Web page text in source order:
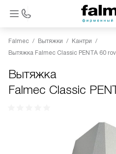
Falmec Вытяжки
Кантри
Вытяжка Falmec Classic PENTA 60
Вытяжка
Falmec Classic